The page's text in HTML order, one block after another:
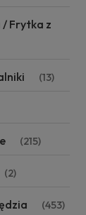
/ Frytka z
(13)
(215)
(2)
(453)